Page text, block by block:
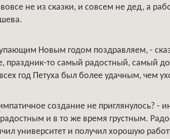
не из сказки, и совсем не дед, а
Новым годом поздравляем, -
праздник-то самый радостный, самый
год Петуха был более удачным, чем
создание не приглянулось? -
радостным и в то же время грустным.
университет и получил хорошую